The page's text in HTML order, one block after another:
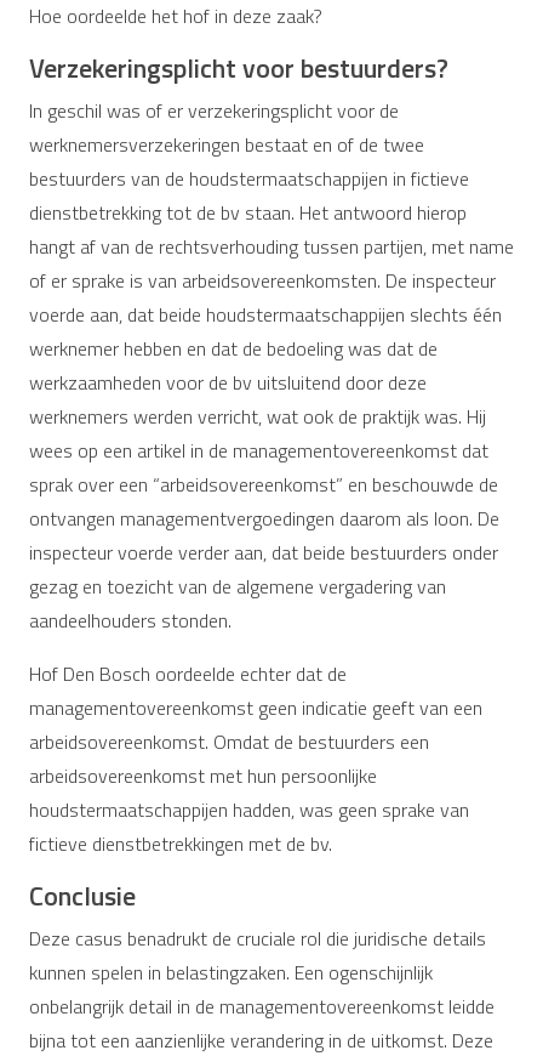
Hoe oordeelde het hof in deze zaak?
Verzekeringsplicht voor bestuurders?
In geschil was of er verzekeringsplicht voor de
werknemersverzekeringen bestaat en of de twee
bestuurders van de houdstermaatschappijen in fictieve
dienstbetrekking tot de bv staan. Het antwoord hierop
hangt af van de rechtsverhouding tussen partijen, met name
of er sprake is van arbeidsovereenkomsten. De inspecteur
voerde aan, dat beide houdstermaatschappijen slechts één
werknemer hebben en dat de bedoeling was dat de
werkzaamheden voor de bv uitsluitend door deze
werknemers werden verricht, wat ook de praktijk was. Hij
wees op een artikel in de managementovereenkomst dat
sprak over een “arbeidsovereenkomst” en beschouwde de
ontvangen managementvergoedingen daarom als loon. De
inspecteur voerde verder aan, dat beide bestuurders onder
gezag en toezicht van de algemene vergadering van
aandeelhouders stonden.
Hof Den Bosch oordeelde echter dat de
managementovereenkomst geen indicatie geeft van een
arbeidsovereenkomst. Omdat de bestuurders een
arbeidsovereenkomst met hun persoonlijke
houdstermaatschappijen hadden, was geen sprake van
fictieve dienstbetrekkingen met de bv.
Conclusie
Deze casus benadrukt de cruciale rol die juridische details
kunnen spelen in belastingzaken. Een ogenschijnlijk
onbelangrijk detail in de managementovereenkomst leidde
bijna tot een aanzienlijke verandering in de uitkomst. Deze